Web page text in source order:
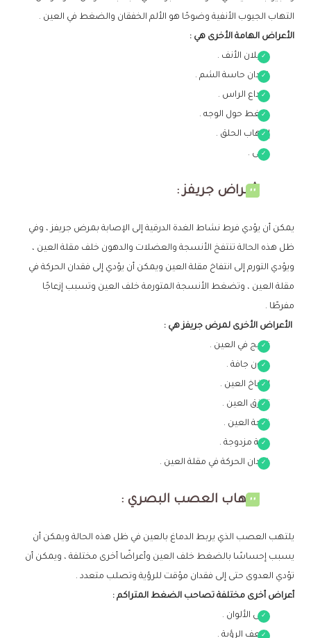
التهاب الجيوب الأنفية وضوحًا هو الألم الخفقان والضغط في العين .
الأعراض الهامة الأخرى هي :
سيلان الأنف .
فقدان حاسة الشم .
صداع الراس .
ضغط حول الوجه .
إلتهاب الحلق .
حمى .
أمراض جريفز :
يمكن أن يؤدي فرط نشاط الغدة الدرقية إلى الإصابة بمرض جريفز ، وفي
ظل هذه الحالة تنتفخ الأنسجة والعضلات والدهون خلف مقلة العين ،
ويؤدي التورم إلى انتفاخ مقلة العين ويمكن أن يؤدي إلى فقدان الحركة في
مقلة العين ، وتضغط الأنسجة المتورمة خلف العين وتسبب إزعاجًا
مفرطًا .
الأعراض الأخرى لمرض جريفز هي :
تهيج في العين .
عيون جافة .
انتفاخ العين .
تمزق العين .
قرحة العين .
رؤية مزدوجة .
فقدان الحركة في مقلة العين .
التهاب العصب البصري :
يلتهب العصب الذي يربط الدماغ بالعين في ظل هذه الحالة ويمكن أن
يسبب إحساسًا بالضغط خلف العين وأعراضًا أخرى مختلفة ، ويمكن أن
تؤدي العدوى حتى إلى فقدان مؤقت للرؤية وتصلب متعدد .
أعراض أخرى مختلفة تصاحب الضغط المتراكم :
عمى الألوان .
ضعف الرؤية .